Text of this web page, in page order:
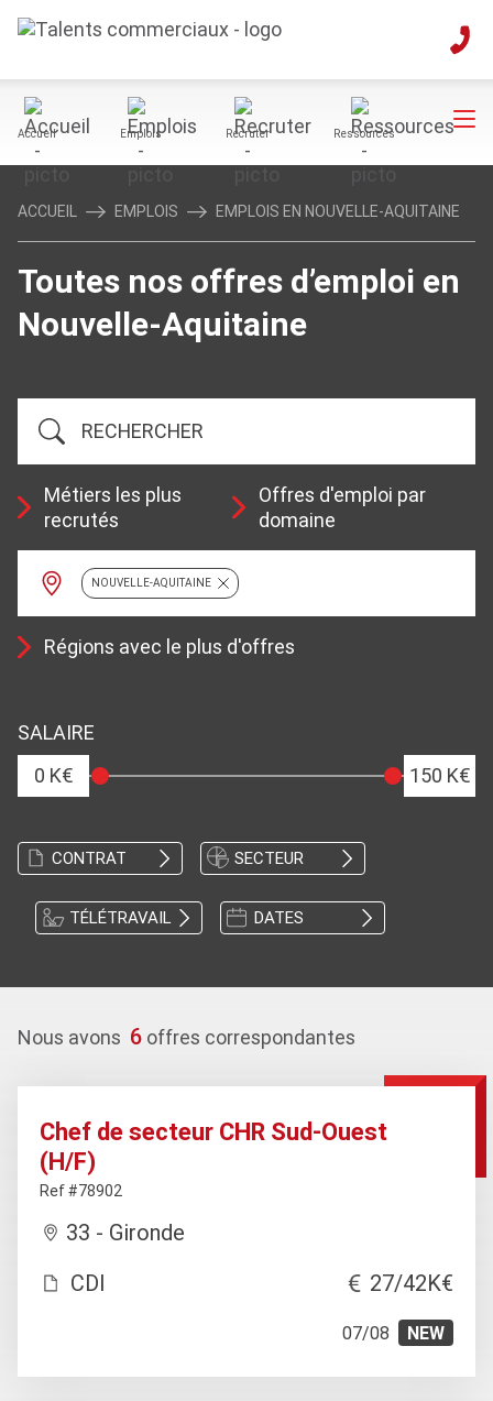
Accueil Emplois Recruter Ressources
ACCUEIL EMPLOIS EMPLOIS EN NOUVELLE-AQUITAINE
Toutes nos offres d’emploi en
Nouvelle-Aquitaine
Métiers les plus
recrutés
Offres d'emploi par
domaine
NOUVELLE-AQUITAINE
Régions avec le plus d'offres
SALAIRE
0 K€
150 K€
CONTRAT SECTEUR
TÉLÉTRAVAIL DATES
Nous avons 6 offres correspondantes
Chef de secteur CHR Sud-Ouest
(H/F)
Ref #78902
33 - Gironde
CDI
27/42K€
07/08 NEW